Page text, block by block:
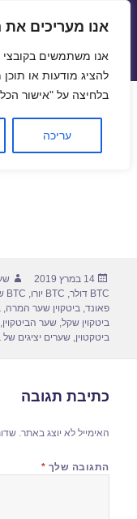
אנו מעריכים
להציג מודעות או
בלחיצה על "אישור
עריכה
שערי חליפין
שער ביטקוין
פורסם
בתאריך
14 במרץ 2019
BTC דולר
, BTC יורו , BTC שקל
פאונד,ביטקוין שער המרה,
ביטקוין שקל,שער הביטקוין
ביטקטוין,שערים יציגים של
כתיבת תגובה
האימייל לא יוצג באתר.
התגובה שלך *